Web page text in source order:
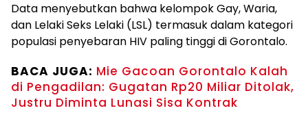
Data menyebutkan bahwa kelompok Gay, Waria,
dan Lelaki Seks Lelaki (LSL) termasuk dalam kategori
populasi penyebaran HIV paling tinggi di Gorontalo.‎‎
BACA JUGA: Mie Gacoan Gorontalo Kalah
di Pengadilan: Gugatan Rp20 Miliar Ditolak,
Justru Diminta Lunasi Sisa Kontrak‎‎